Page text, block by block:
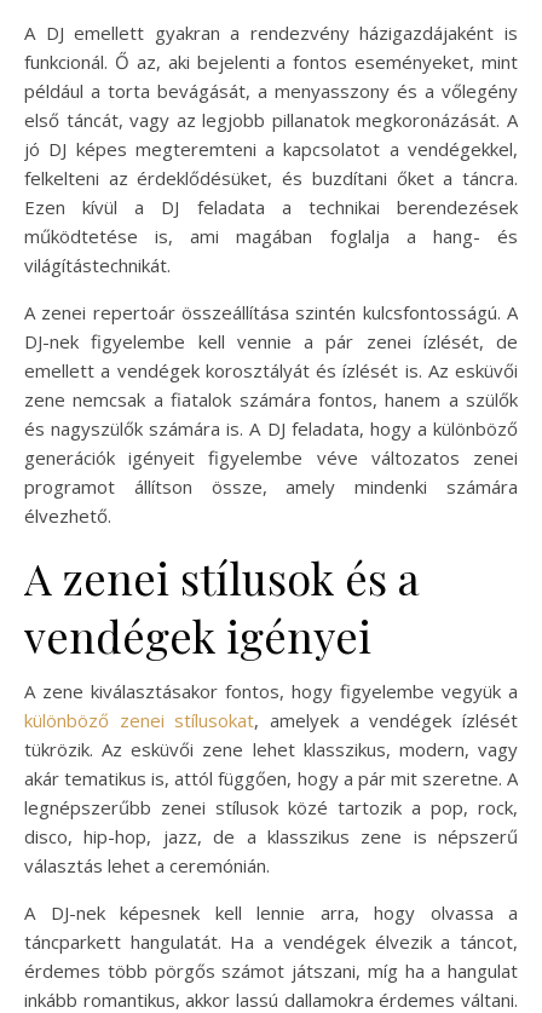
A DJ emellett gyakran a rendezvény házigazdájaként is
funkcionál. Ő az, aki bejelenti a fontos eseményeket, mint
például a torta bevágását, a menyasszony és a vőlegény
első táncát, vagy az legjobb pillanatok megkoronázását. A
jó DJ képes megteremteni a kapcsolatot a vendégekkel,
felkelteni az érdeklődésüket, és buzdítani őket a táncra.
Ezen kívül a DJ feladata a technikai berendezések
működtetése is, ami magában foglalja a hang- és
világítástechnikát.
A zenei repertoár összeállítása szintén kulcsfontosságú. A
DJ-nek figyelembe kell vennie a pár zenei ízlését, de
emellett a vendégek korosztályát és ízlését is. Az esküvői
zene nemcsak a fiatalok számára fontos, hanem a szülők
és nagyszülők számára is. A DJ feladata, hogy a különböző
generációk igényeit figyelembe véve változatos zenei
programot állítson össze, amely mindenki számára
élvezhető.
A zenei stílusok és a
vendégek igényei
A zene kiválasztásakor fontos, hogy figyelembe vegyük a
különböző zenei stílusokat, amelyek a vendégek ízlését
tükrözik. Az esküvői zene lehet klasszikus, modern, vagy
akár tematikus is, attól függően, hogy a pár mit szeretne. A
legnépszerűbb zenei stílusok közé tartozik a pop, rock,
disco, hip-hop, jazz, de a klasszikus zene is népszerű
választás lehet a ceremónián.
A DJ-nek képesnek kell lennie arra, hogy olvassa a
táncparkett hangulatát. Ha a vendégek élvezik a táncot,
érdemes több pörgős számot játszani, míg ha a hangulat
inkább romantikus, akkor lassú dallamokra érdemes váltani.